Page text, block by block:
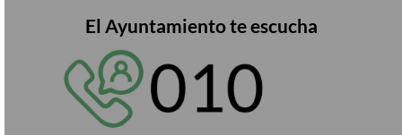
El Ayuntamiento te escucha